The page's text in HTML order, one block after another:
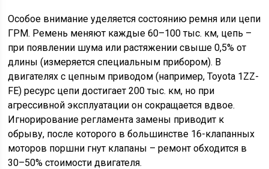
Особое внимание уделяется состоянию ремня или цепи
ГРМ. Ремень меняют каждые 60–100 тыс. км, цепь –
при появлении шума или растяжении свыше 0,5% от
длины (измеряется специальным прибором). В
двигателях с цепным приводом (например, Toyota 1ZZ-
FE) ресурс цепи достигает 200 тыс. км, но при
агрессивной эксплуатации он сокращается вдвое.
Игнорирование регламента замены приводит к
обрыву, после которого в большинстве 16-клапанных
моторов поршни гнут клапаны – ремонт обходится в
30–50% стоимости двигателя.